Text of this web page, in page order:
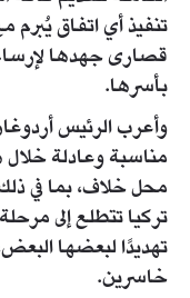
تنفيذ أي اتفاق يُبرم
قصارى جهدها لإرساء
بأسرها.
وأعرب الرئيس
مناسبة وعادلة خلال
محل خلاف، بما في ذلك
تركيا تتطلع إلى
تهديدًا لبعضها
خاسرين.